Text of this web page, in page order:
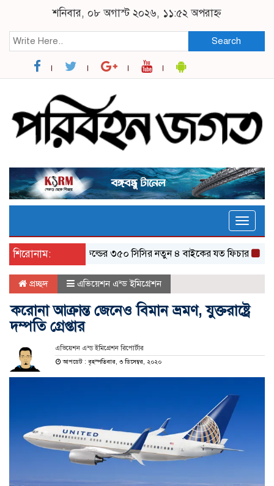
শনিবার, ০৮ অগাস্ট ২০২৬, ১১:৫২ অপরাহ্ন
Search
Toggle
শিরোনাম:
র‌য়্যাল এনফিল্ডের ৩৫০ সিসির নতুন ৪ বাইকের যত ফিচার
প্রচ্ছদ এভিয়েশন এন্ড ইমিগ্রেশন
করোনা আক্রান্ত জেনেও বিমান ভ্রমণ, যুক্তরাষ্ট্রে
দম্পতি গ্রেপ্তার
এভিয়েশন এন্ড ইমিগ্রেশন রিপোর্টার
আপডেট : বৃহস্পতিবার, ৩ ডিসেম্বর, ২০২০